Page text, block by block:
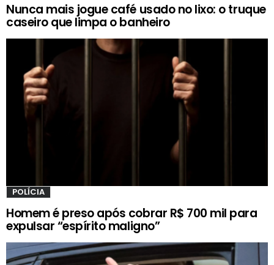
Nunca mais jogue café usado no lixo: o truque
caseiro que limpa o banheiro
POLÍCIA
Homem é preso após cobrar R$ 700 mil para
expulsar “espírito maligno”